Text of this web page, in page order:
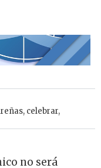
, celebrar,
no será